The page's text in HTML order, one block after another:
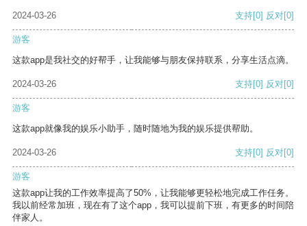
2024-03-26 支持[0] 反对[0]
游客
这款app是我社交的好帮手，让我能够与朋友保持联系，分享生活点滴。
2024-03-26 支持[0] 反对[0]
游客
这款app就像我的娱乐小助手，随时随地为我的娱乐提供帮助。
2024-03-26 支持[0] 反对[0]
游客
这款app让我的工作效率提高了50%，让我能够更轻松地完成工作任务。
我以前经常加班，现在有了这个app，我可以提前下班，有更多的时间陪
伴家人。